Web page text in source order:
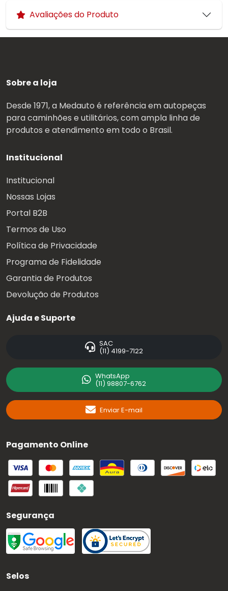
Avaliações do Produto
Sobre a loja
Desde 1971, a Medauto é referência em autopeças
para caminhões e utilitários, com ampla linha de
produtos e atendimento em todo o Brasil.
Institucional
Institucional
Nossas Lojas
Portal B2B
Termos de Uso
Política de Privacidade
Programa de Fidelidade
Garantia de Produtos
Devolução de Produtos
Ajuda e Suporte
SAC
(11) 4199-7122
WhatsApp
(11) 98807-6762
Enviar E-mail
Pagamento Online
Segurança
Selos